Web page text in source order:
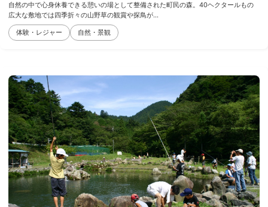
自然の中で心身休養できる憩いの場として整備された町民の森。40ヘクタールもの
広大な敷地では四季折々の山野草の観賞や探鳥が...
体験・レジャー 自然・景観